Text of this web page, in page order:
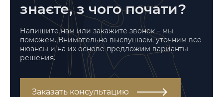
знаєте, з чого почати?
Напишите нам или закажите звонок – мы
поможем. Внимательно выслушаем, уточним все
нюансы и на их основе предложим варианты
решения.
Заказать консультацию